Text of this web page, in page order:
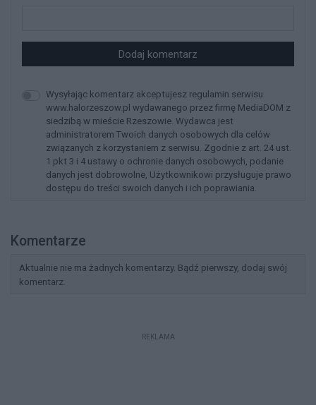
Dodaj komentarz
Wysyłając komentarz akceptujesz regulamin serwisu
www.halorzeszow.pl wydawanego przez firmę MediaDOM z
siedzibą w mieście Rzeszowie. Wydawca jest
administratorem Twoich danych osobowych dla celów
związanych z korzystaniem z serwisu. Zgodnie z art. 24 ust.
1 pkt 3 i 4 ustawy o ochronie danych osobowych, podanie
danych jest dobrowolne, Użytkownikowi przysługuje prawo
dostępu do treści swoich danych i ich poprawiania.
Komentarze
Aktualnie nie ma żadnych komentarzy. Bądź pierwszy, dodaj swój
komentarz.
REKLAMA